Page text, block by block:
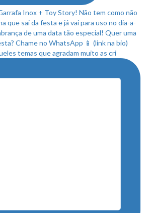
temas que agradam muito as cri